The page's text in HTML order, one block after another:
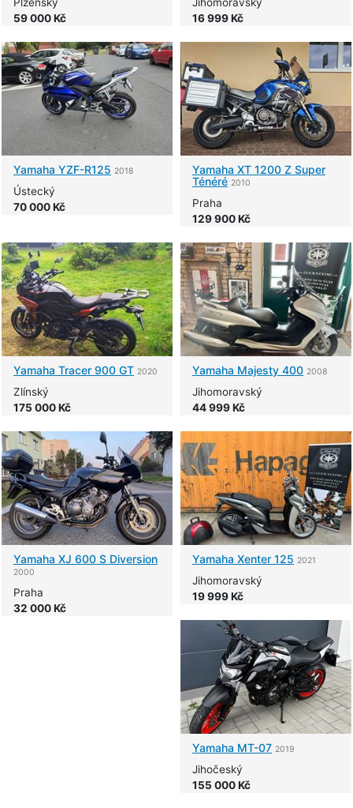
Plzeňský
59 000 Kč
Jihomoravský
16 999 Kč
Yamaha YZF-R125 2018
Ústecký
70 000 Kč
Yamaha XT 1200 Z Super
Ténéré 2010
Praha
129 900 Kč
Yamaha Tracer 900 GT 2020
Zlínský
175 000 Kč
Yamaha Majesty 400 2008
Jihomoravský
44 999 Kč
Yamaha XJ 600 S Diversion
2000
Praha
32 000 Kč
Yamaha Xenter 125 2021
Jihomoravský
19 999 Kč
Yamaha MT-07 2019
Jihočeský
155 000 Kč